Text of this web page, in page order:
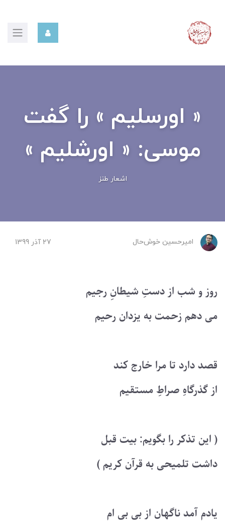
« اورسلیم » را گفت
موسی: « اورشلیم »
اشعار طنز
امیرحسین ‌خوش‌حال 27 آذر 1399
روز و شب از دستِ شیطانِ رجیم
می دهم زحمت به یزدان رحیم
قصد دارد تا مرا خارج کند
از گذرگاهِ صراطِ مستقیم
( این تذکر را بگویم: بیت قبل
داشت تلمیحی به قرآن کریم )
یادم آمد ناگهان از بی بی ام